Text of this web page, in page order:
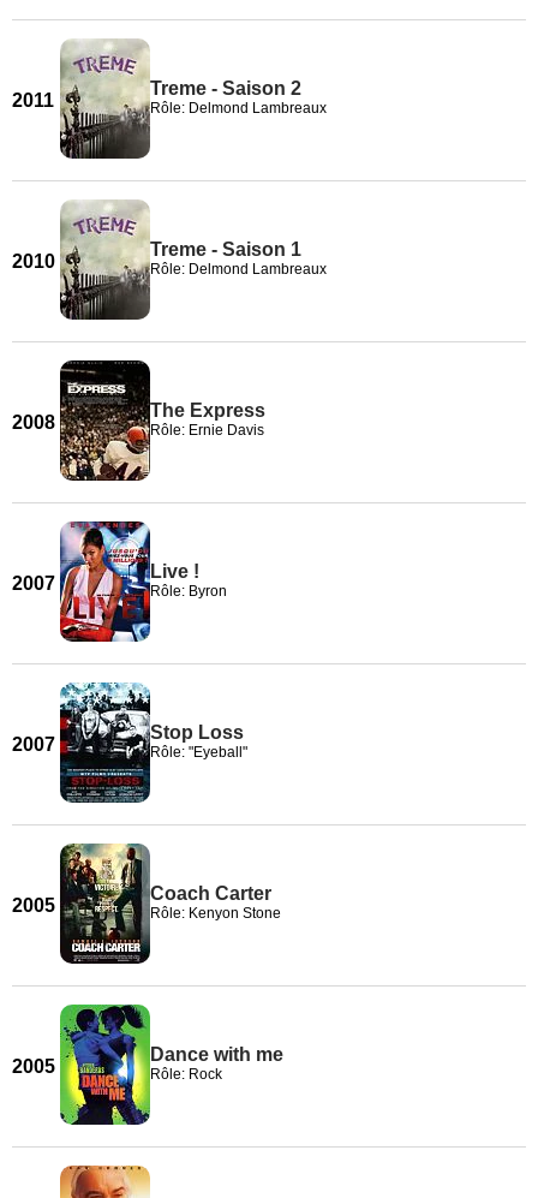
2011
Treme - Saison 2
Rôle: Delmond Lambreaux
2010
Treme - Saison 1
Rôle: Delmond Lambreaux
2008
The Express
Rôle: Ernie Davis
2007
Live !
Rôle: Byron
2007
Stop Loss
Rôle: "Eyeball"
2005
Coach Carter
Rôle: Kenyon Stone
2005
Dance with me
Rôle: Rock